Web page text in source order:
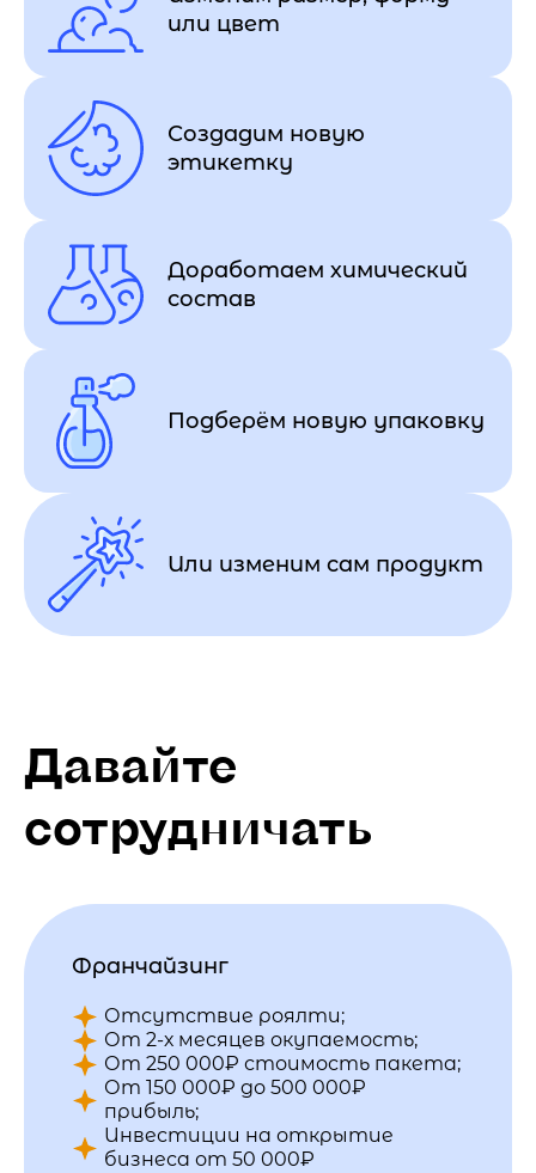
или цвет
Создадим новую
этикетку
Доработаем химический
состав
Подберём новую упаковку
Или изменим сам продукт
Давайте
сотрудничать
Франчайзинг
Отсутствие роялти;
От 2-х месяцев окупаемость;
От 250 000₽ стоимость пакета;
От 150 000₽ до 500 000₽
прибыль;
Инвестиции на открытие
бизнеса от 50 000₽